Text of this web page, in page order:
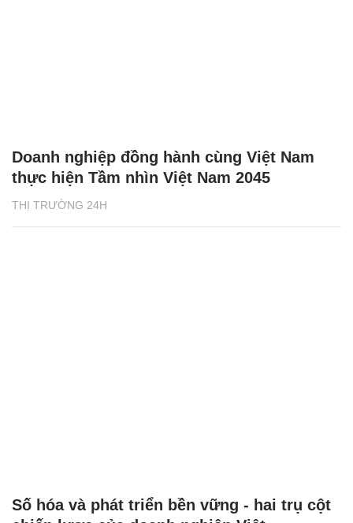
THỊ TRƯỜNG 24H
Doanh nghiệp đồng hành cùng Việt Nam
thực hiện Tầm nhìn Việt Nam 2045
Số hóa và phát triển bền vững - hai trụ cột